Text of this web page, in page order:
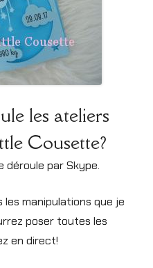
les ateliers
Cousette?
déroule par Skype.
manipulations que je
poser toutes les
en direct!